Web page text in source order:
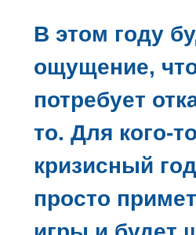
В этом году
ощущение,
потребует
то. Для кого-
кризисный
просто